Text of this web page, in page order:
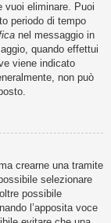
vuoi eliminare. Puoi
periodo di tempo
nel messaggio in
quando effettui
viene indicato
non può
crearne una tramite
selezionare
possibile
l’apposita voce